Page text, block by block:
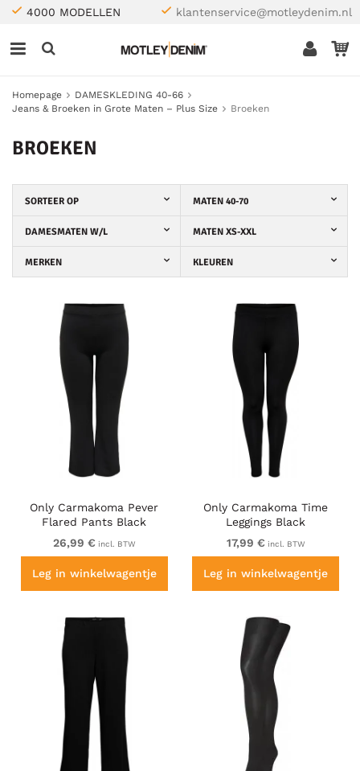
4000 MODELLEN klantenservice@motleydenim.nl
Homepage
DAMESKLEDING 40-66
Jeans & Broeken in Grote Maten – Plus Size
Broeken
BROEKEN
SORTEER OP MATEN 40-70
DAMESMATEN W/L MATEN XS-XXL
MERKEN KLEUREN
Only Carmakoma Pever
Flared Pants Black
26,99 € incl. BTW
Leg in winkelwagentje
Only Carmakoma Time
Leggings Black
17,99 € incl. BTW
Leg in winkelwagentje